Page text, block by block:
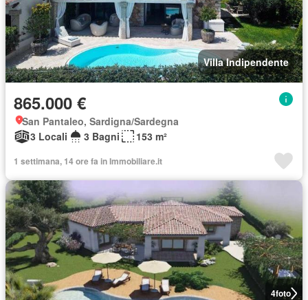
Villa Indipendente
865.000 €
San Pantaleo, Sardigna/Sardegna
3 Locali
3 Bagni 153 m²
1 settimana, 14 ore fa in Immobiliare.it
4foto